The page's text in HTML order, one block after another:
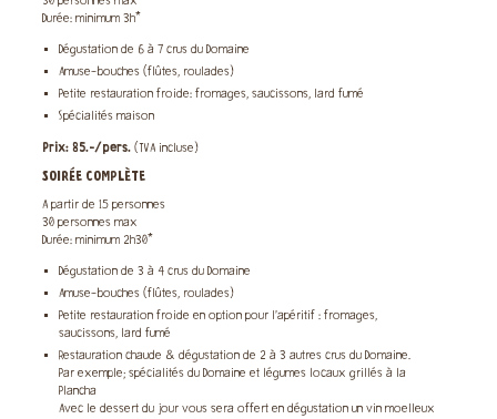
Durée: minimum 3h*
Dégustation de 6 à 7 crus du Domaine
Amuse-bouches (flûtes, roulades)
Petite restauration froide: fromages, saucissons, lard fumé
Spécialités maison
Prix: 85.-/pers. (TVA incluse)
SOIRÉE COMPLÈTE
A partir de 15 personnes
30 personnes max
Durée: minimum 2h30*
Dégustation de 3 à 4 crus du Domaine
Amuse-bouches (flûtes, roulades)
Petite restauration froide en option pour l’apéritif : fromages,
saucissons, lard fumé
Restauration chaude & dégustation de 2 à 3 autres crus du Domaine.
Par exemple; spécialités du Domaine et légumes locaux grillés à la
Plancha
Avec le dessert du jour vous sera offert en dégustation un vin moelleux